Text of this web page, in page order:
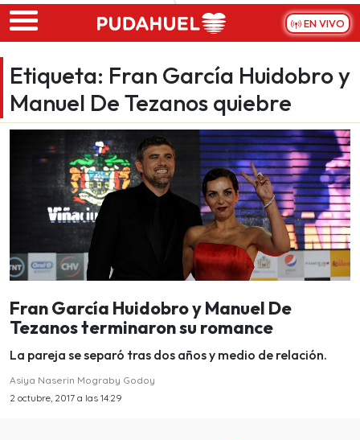
Skip to main content
EN VIVO
Etiqueta: Fran García Huidobro y
Manuel De Tezanos quiebre
Fran García Huidobro y Manuel De
Tezanos terminaron su romance
La pareja se separó tras dos años y medio de relación.
Asiya Naserin Mograby Godoy
2 octubre, 2017 a las 14:29